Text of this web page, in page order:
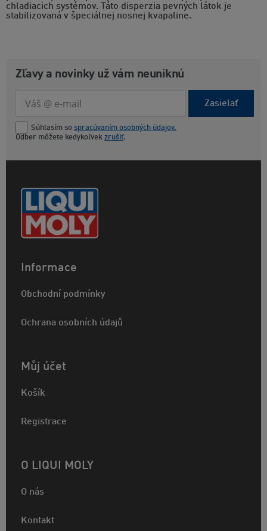
chladiacich systémov. Táto disperzia pevných látok je
stabilizovaná v špeciálnej nosnej kvapaline.
Zľavy a novinky už vám neuniknú
Zasielať
Súhlasím so spracúvaním osobných údajov.
Odber môžete kedykoľvek zrušiť.
Informace
Obchodní podmínky
Ochrana osobních údajů
Můj účet
Košík
Registrace
O LIQUI MOLY
O nás
Kontakt